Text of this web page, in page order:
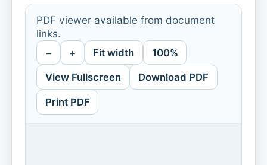
PDF viewer available from document
links.
− + Fit width 100%
View Fullscreen Download PDF
Print PDF